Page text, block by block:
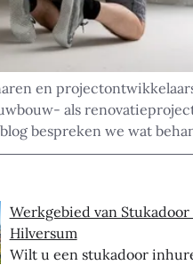
en
als
bespreken we wat
Werkgebied van Stukadoor
Hilversum
Wilt u een stukadoor